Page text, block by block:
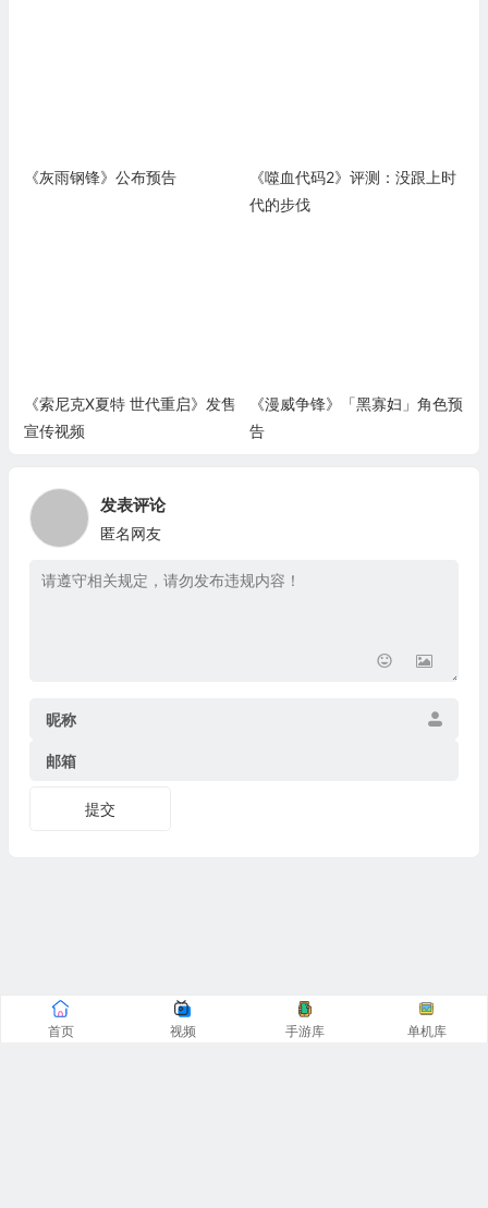
《灰雨钢锋》公布预告
《噬血代码2》评测：没跟上时
代的步伐
《索尼克X夏特 世代重启》发售
宣传视频
《漫威争锋》「黑寡妇」角色预
告
发表评论
匿名网友
昵称
邮箱
提交
首页 视频 手游库 单机库